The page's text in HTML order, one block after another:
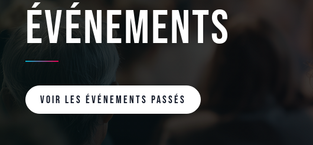
Événements
Voir les événements passés